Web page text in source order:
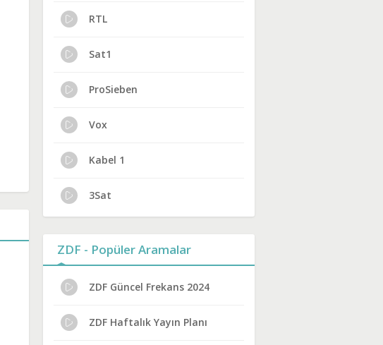
RTL
Sat1
ProSieben
Vox
Kabel 1
3Sat
ZDF - Popüler Aramalar
ZDF Güncel Frekans 2024
ZDF Haftalık Yayın Planı